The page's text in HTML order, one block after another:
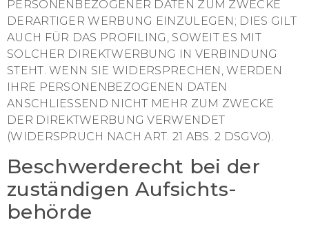
PERSONENBEZOGENER DATEN ZUM ZWECKE
DERARTIGER WERBUNG EINZULEGEN; DIES GILT
AUCH FÜR DAS PROFILING, SOWEIT ES MIT
SOLCHER DIREKTWERBUNG IN VERBINDUNG
STEHT. WENN SIE WIDERSPRECHEN, WERDEN
IHRE PERSONENBEZOGENEN DATEN
ANSCHLIESSEND NICHT MEHR ZUM ZWECKE
DER DIREKTWERBUNG VERWENDET
(WIDERSPRUCH NACH ART. 21 ABS. 2 DSGVO).
Beschwerde­recht bei der
zuständigen Aufsichts­
behörde